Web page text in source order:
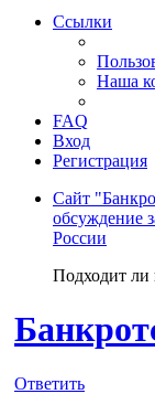
Ссылки
Наша
FAQ
Вход
Регистрация
Сайт
обсуждение
России
Подходит ли
Ответить